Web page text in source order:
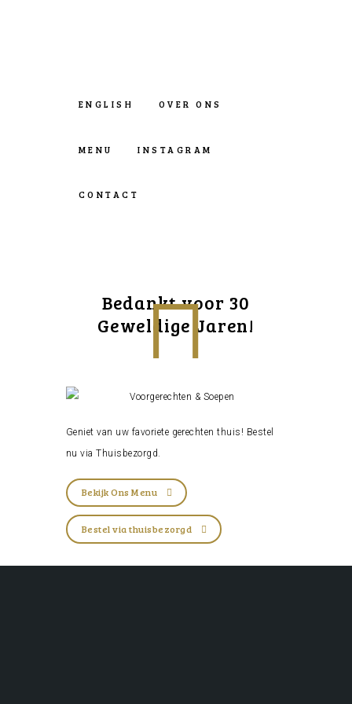
ENGLISH OVER ONS
MENU INSTAGRAM
CONTACT
Bedankt voor 30
Geweldige Jaren!
Geniet van uw favoriete gerechten thuis! Bestel
nu viaThuisbezorgd
Bekijk Ons Menu
Bestel via thuisbezorgd